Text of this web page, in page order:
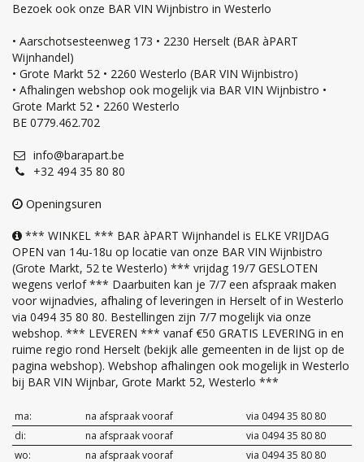
Bezoek ook onze BAR VIN Wijnbistro in Westerlo
• Aarschotsesteenweg 173 • 2230 Herselt (BAR àPART
Wijnhandel)
• Grote Markt 52 • 2260 Westerlo (BAR VIN Wijnbistro)
• Afhalingen webshop ook mogelijk via BAR VIN Wijnbistro •
Grote Markt 52 • 2260 Westerlo
BE 0779.462.702
info@barapart.be
+32 494 35 80 80
Openingsuren
*** WINKEL *** BAR àPART Wijnhandel is ELKE VRIJDAG
OPEN van 14u-18u op locatie van onze BAR VIN Wijnbistro
(Grote Markt, 52 te Westerlo) *** vrijdag 19/7 GESLOTEN
wegens verlof *** Daarbuiten kan je 7/7 een afspraak maken
voor wijnadvies, afhaling of leveringen in Herselt of in Westerlo
via 0494 35 80 80. Bestellingen zijn 7/7 mogelijk via onze
webshop. *** LEVEREN *** vanaf €50 GRATIS LEVERING in en
ruime regio rond Herselt (bekijk alle gemeenten in de lijst op de
pagina webshop). Webshop afhalingen ook mogelijk in Westerlo
bij BAR VIN Wijnbar, Grote Markt 52, Westerlo ***
ma: na afspraak vooraf
via 0494 35 80 80
di:
na afspraak vooraf
via 0494 35 80 80
wo:
na afspraak vooraf via 0494 35 80 80